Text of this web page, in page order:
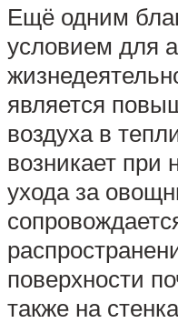
Ещё одним
условием для
является
воздуха в
возникает при
ухода за
поверхности
также на